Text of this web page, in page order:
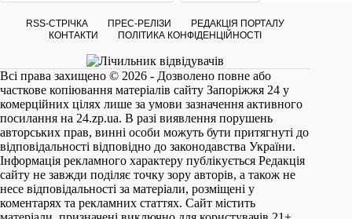
RSS-СТРІЧКА ПРЕС-РЕЛІЗИ
РЕДАКЦІЯ ПОРТАЛУ
КОНТАКТИ
ПОЛІТИКА КОНФІДЕНЦІЙНОСТІ
Всі права захищено © 2026 - Дозволено повне або
часткове копіювання матеріалів сайту Запоріжжя 24 у
комерційних цілях лише за умови зазначення активного
посилання на 24.zp.ua. В разі виявлення порушень
авторських прав, винні особи можуть бути притягнуті до
відповідальності відповідно до законодавства України.
Інформація рекламного характеру публікується Редакція
сайту не завжди поділяє точку зору авторів, а також не
несе відповідальності за матеріали, розміщені у
коментарях та рекламних статтях. Сайт містить